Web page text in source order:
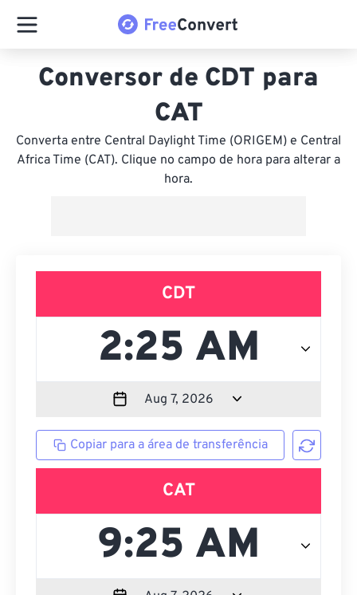
Conversor de CDT para
CAT
Converta entre Central Daylight Time (ORIGEM) e Central
Africa Time (CAT). Clique no campo de hora para alterar a
hora.
CDT
Copiar para a área de transferência
CAT